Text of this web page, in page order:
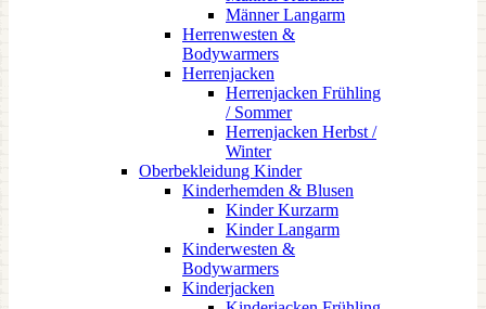
Männer Langarm
Herrenwesten &
Bodywarmers
Herrenjacken
Herrenjacken Frühling
/ Sommer
Herrenjacken Herbst /
Winter
Oberbekleidung Kinder
Kinderhemden & Blusen
Kinder Kurzarm
Kinder Langarm
Kinderwesten &
Bodywarmers
Kinderjacken